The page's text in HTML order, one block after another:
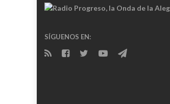
SÍGUENOS EN: